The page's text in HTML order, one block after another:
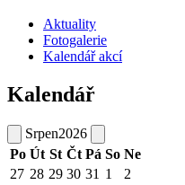
Aktuality
Fotogalerie
Kalendář akcí
Kalendář
Srpen2026
Po Út St Čt Pá So Ne
27 28 29 30 31 1
2